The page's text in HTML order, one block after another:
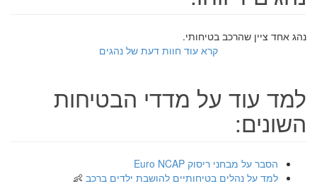
נהג אחד ציין שהרכב בטיחותי.
קרא עוד חוות דעת של נהגים
למד עוד על מדדי הבטיחות
השונים:
הסבר על מבחני ריסוק Euro NCAP
למד על נהלים בטיחותיים להושבת ילדים ברכב